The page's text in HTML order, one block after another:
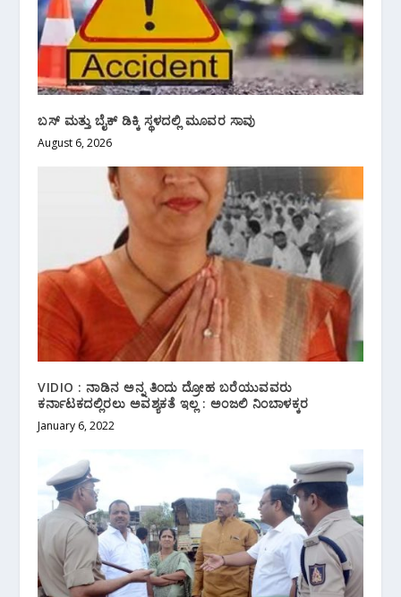
ಬಸ್ ಮತ್ತು ಬೈಕ್ ಡಿಕ್ಕಿ ಸ್ಥಳದಲ್ಲಿ ಮೂವರ ಸಾವು
August 6, 2026
VIDIO : ನಾಡಿನ ಅನ್ನ ತಿಂದು ದ್ರೋಹ ಬರೆಯುವವರು
ಕರ್ನಾಟಕದಲ್ಲಿರಲು ಅವಶ್ಯಕತೆ ಇಲ್ಲ : ಅಂಜಲಿ‌ ನಿಂಬಾಳಕ್ಕರ
January 6, 2022